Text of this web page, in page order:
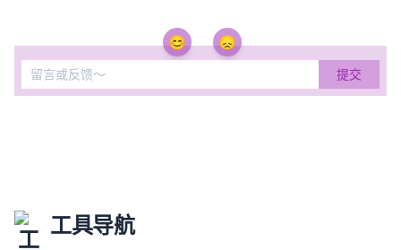
😊 😞
工具导航